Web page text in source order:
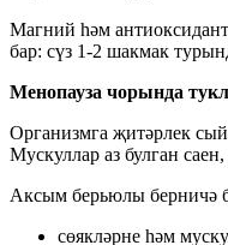
Магний һәм
бар: сүз 1-2 шакмак
Менопауза чорында
Организмга җитәрлек
Мускуллар аз булган
Аксым берьюлы берничә
сөякләрне һәм